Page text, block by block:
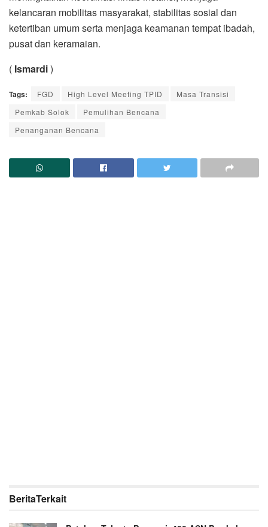
kelancaran mobilitas masyarakat, stabilitas sosial dan
ketertiban umum serta menjaga keamanan tempat ibadah,
pusat dan keramaian.
( Ismardi)
Tags: FGD High Level Meeting TPID
Masa Transisi
Pemkab Solok
Pemulihan Bencana
Penanganan Bencana
BeritaTerkait